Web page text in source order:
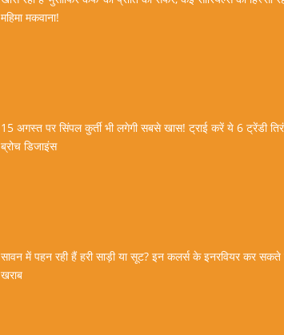
महिमा मकवाना!
15 अगस्त पर सिंपल कुर्ती भी लगेगी सबसे खास! ट्राई करें ये 6 ट्रेंडी
ब्रोच डिजाइंस
सावन में पहन रही हैं हरी साड़ी या सूट? इन कलर्स के इनरवियर कर
खराब